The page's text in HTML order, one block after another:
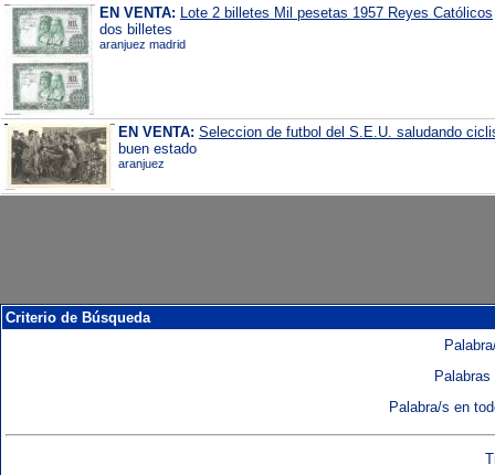
EN VENTA: Lote 2 billetes Mil pesetas 1957 Reyes Católicos
dos billetes
aranjuez madrid
EN VENTA: Seleccion de futbol del S.E.U. saludando
buen estado
aranjuez
Criterio de Búsqueda
Palabra/s en